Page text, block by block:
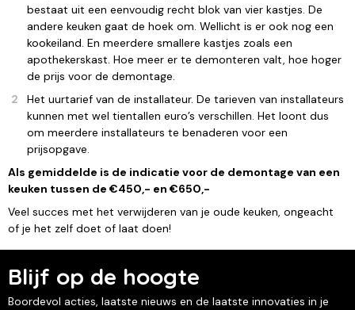
bestaat uit een eenvoudig recht blok van vier kastjes. De
andere keuken gaat de hoek om. Wellicht is er ook nog een
kookeiland. En meerdere smallere kastjes zoals een
apothekerskast. Hoe meer er te demonteren valt, hoe hoger
de prijs voor de demontage.
Het uurtarief van de installateur. De tarieven van installateurs
kunnen met wel tientallen euro’s verschillen. Het loont dus
om meerdere installateurs te benaderen voor een
prijsopgave.
Als gemiddelde is de indicatie voor de demontage van een
keuken tussen de €450,- en €650,-
Veel succes met het verwijderen van je oude keuken, ongeacht
of je het zelf doet of laat doen!
Blijf op de hoogte
Boordevol acties, laatste nieuws en de laatste innovaties in je